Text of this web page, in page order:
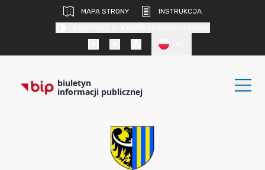
MAPA STRONY
INSTRUKCJA
biuletyn
informacji publicznej